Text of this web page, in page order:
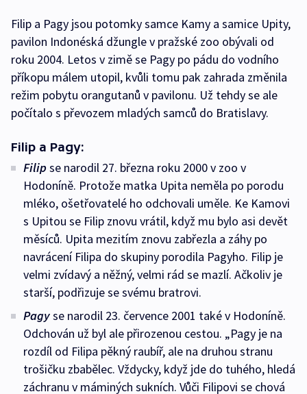
Filip a Pagy jsou potomky samce Kamy a samice Upity,
pavilon Indonéská džungle v pražské zoo obývali od
roku 2004. Letos v zimě se Pagy po pádu do vodního
příkopu málem utopil, kvůli tomu pak zahrada změnila
režim pobytu orangutanů v pavilonu. Už tehdy se ale
počítalo s převozem mladých samců do Bratislavy.
Filip a Pagy:
Filipse narodil 27. března roku 2000 v zoo v
Hodoníně. Protože matka Upita neměla po porodu
mléko, ošetřovatelé ho odchovali uměle. Ke Kamovi
s Upitou se Filip znovu vrátil, když mu bylo asi devět
měsíců. Upita mezitím znovu zabřezla a záhy po
navrácení Filipa do skupiny porodila Pagyho. Filip je
velmi zvídavý a něžný, velmi rád se mazlí. Ačkoliv je
starší, podřizuje se svému bratrovi.
Pagyse narodil 23. července 2001 také v Hodoníně.
Odchován už byl ale přirozenou cestou. „Pagy je na
rozdíl od Filipa pěkný raubíř, ale na druhou stranu
trošičku zbabělec. Vždycky, když jde do tuhého, hledá
záchranu v máminých sukních. Vůči Filipovi se chová